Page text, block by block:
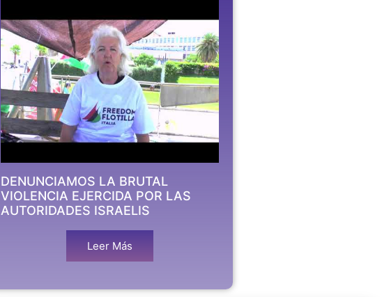
DENUNCIAMOS LA BRUTAL
VIOLENCIA EJERCIDA POR LAS
AUTORIDADES ISRAELIS
Leer Más